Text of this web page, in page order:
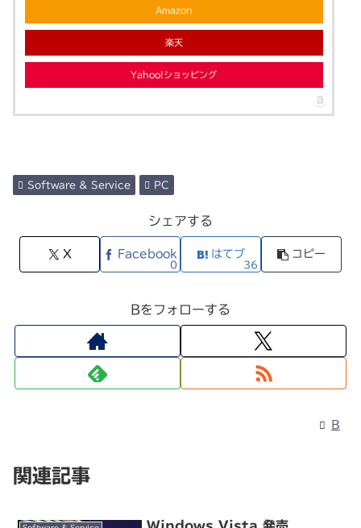
Amazon
楽天
Yahoo!ショッピング
Software & Service PC
シェアする
X Facebook
0
はてブ
36
コピー
Bをフォローする
B
関連記事